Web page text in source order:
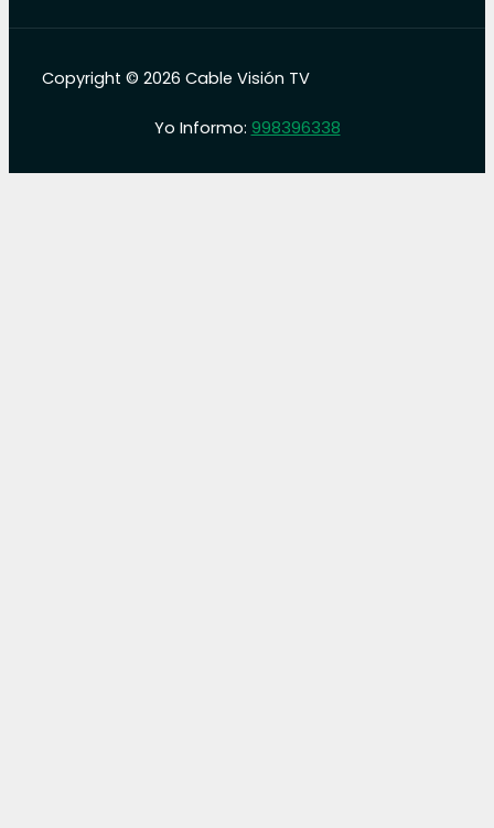
Copyright © 2026 Cable Visión TV
Yo Informo: 998396338